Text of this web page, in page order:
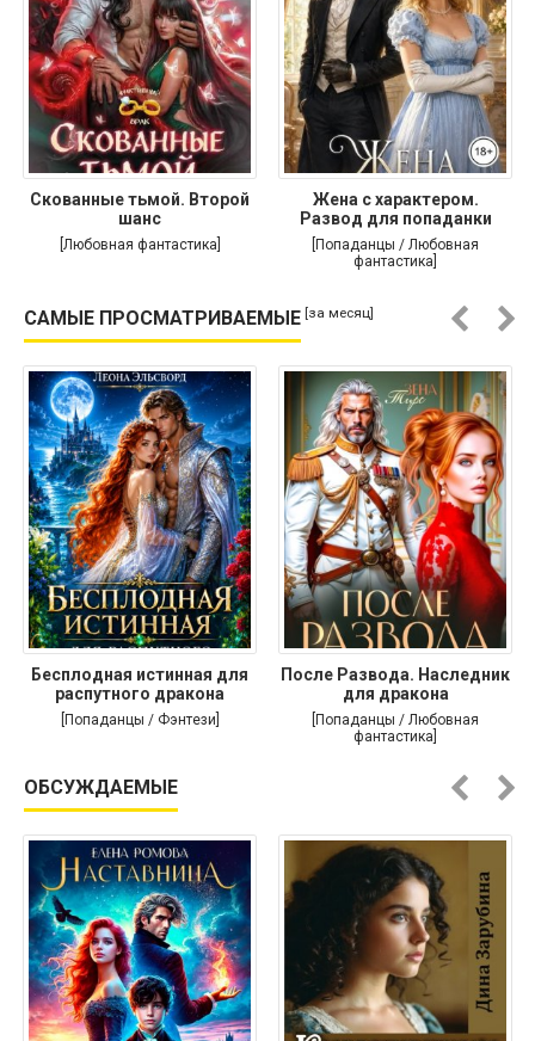
Скованные тьмой. Второй
шанс
[Любовная фантастика]
Жена с характером.
Развод для попаданки
[Попаданцы / Любовная
фантастика]
САМЫЕ ПРОСМАТРИВАЕМЫЕ [за месяц]
Бесплодная истинная для
распутного дракона
[Попаданцы / Фэнтези]
После Развода. Наследник
для дракона
[Попаданцы / Любовная
фантастика]
ОБСУЖДАЕМЫЕ